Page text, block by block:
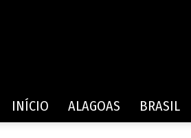
INÍCIO ALAGOAS BRASIL